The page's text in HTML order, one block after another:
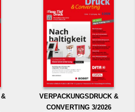
VERPACKUNGSDRUCK &
CONVERTING 3/2026